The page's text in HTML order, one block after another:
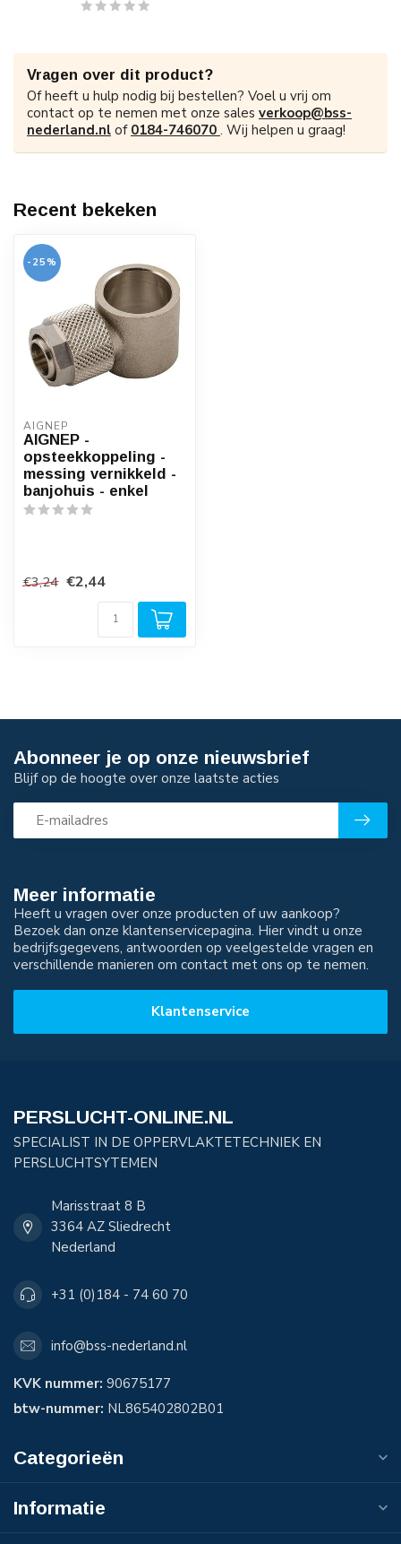
Vragen over dit product?
Of heeft u hulp nodig bij bestellen? Voel u vrij om
contact op te nemen met onze sales verkoop@bss-
nederland.nl of 0184-746070 . Wij helpen u graag!
Recent bekeken
-25%
AIGNEP
AIGNEP -
opsteekkoppeling -
messing vernikkeld -
banjohuis - enkel
€3,24 €2,44
Meer informatie
Heeft u vragen over onze producten of uw aankoop?
Bezoek dan onze klantenservicepagina. Hier vindt u onze
bedrijfsgegevens, antwoorden op veelgestelde vragen en
verschillende manieren om contact met ons op te nemen.
Klantenservice
Abonneer je op onze nieuwsbrief
Blijf op de hoogte over onze laatste acties
PERSLUCHT-ONLINE.NL
SPECIALIST IN DE OPPERVLAKTETECHNIEK EN
PERSLUCHTSYTEMEN
Marisstraat 8 B
3364 AZ Sliedrecht
Nederland
+31 (0)184 - 74 60 70
info@bss-nederland.nl
KVK nummer: 90675177
btw-nummer: NL865402802B01
Categorieën
Informatie